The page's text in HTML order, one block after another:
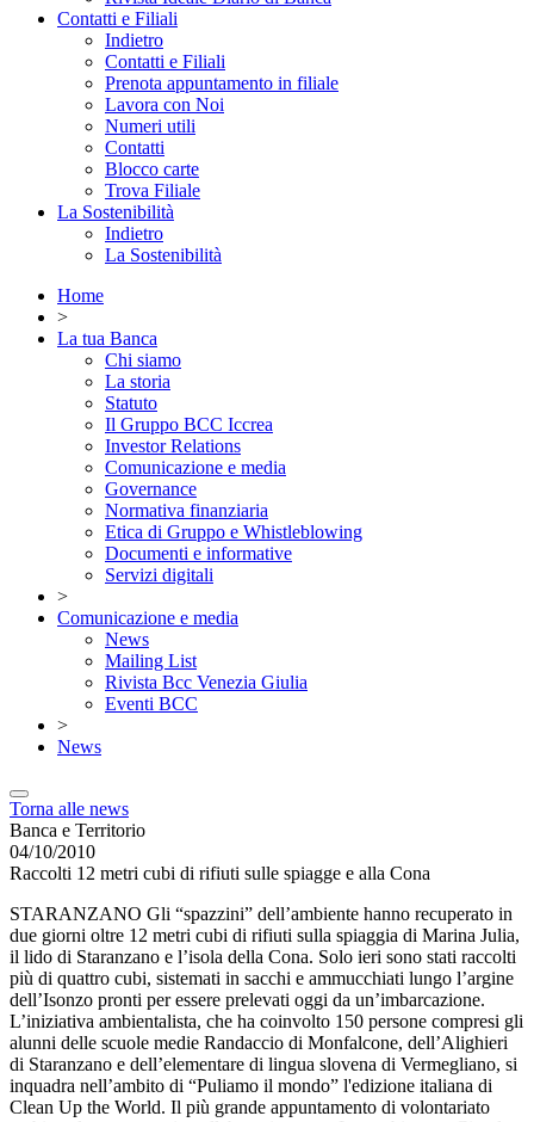
Contatti e Filiali
Indietro
Contatti e Filiali
Prenota appuntamento in filiale
Lavora con Noi
Numeri utili
Contatti
Blocco carte
Trova Filiale
La Sostenibilità
Indietro
La Sostenibilità
Home
>
La tua Banca
Chi siamo
La storia
Statuto
Il Gruppo BCC Iccrea
Investor Relations
Comunicazione e media
Governance
Normativa finanziaria
Etica di Gruppo e Whistleblowing
Documenti e informative
Servizi digitali
>
Comunicazione e media
News
Mailing List
Rivista Bcc Venezia Giulia
Eventi BCC
>
News
Torna alle news
Banca e Territorio
04/10/2010
Raccolti 12 metri cubi di rifiuti sulle spiagge e alla Cona
STARANZANO Gli “spazzini” dell’ambiente hanno recuperato in
due giorni oltre 12 metri cubi di rifiuti sulla spiaggia di Marina Julia,
il lido di Staranzano e l’isola della Cona. Solo ieri sono stati raccolti
più di quattro cubi, sistemati in sacchi e ammucchiati lungo l’argine
dell’Isonzo pronti per essere prelevati oggi da un’imbarcazione.
L’iniziativa ambientalista, che ha coinvolto 150 persone compresi gli
alunni delle scuole medie Randaccio di Monfalcone, dell’Alighieri
di Staranzano e dell’elementare di lingua slovena di Vermegliano, si
inquadra nell’ambito di “Puliamo il mondo” l'edizione italiana di
Clean Up the World. Il più grande appuntamento di volontariato